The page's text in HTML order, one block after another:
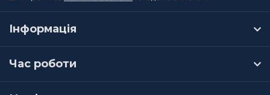
Інформація
Час роботи